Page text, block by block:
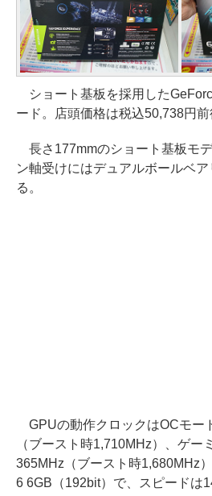
ショート基板を採用した
ード。店頭価格は税込50,738円前
長さ177mmのショート基板モ
ン軸受けにはデュアルボールベ
る。
GPUの動作クロックはOCモー
（ブースト時1,710MHz）、ゲー
365MHz（ブースト時1,680MHz
6 6GB（192bit）で、スピードは